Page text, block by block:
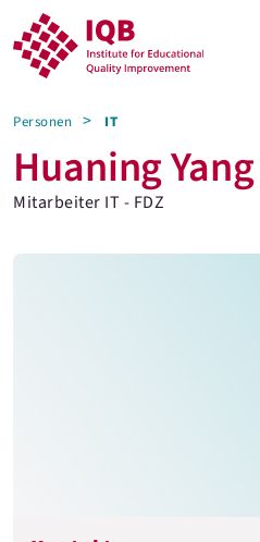
Personen IT
Huaning Yang
Mitarbeiter IT - FDZ